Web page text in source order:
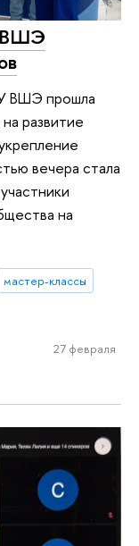
ВШЭ
ВШЭ прошла
развитие
вечера стала
на
мастер-классы
27 февраля